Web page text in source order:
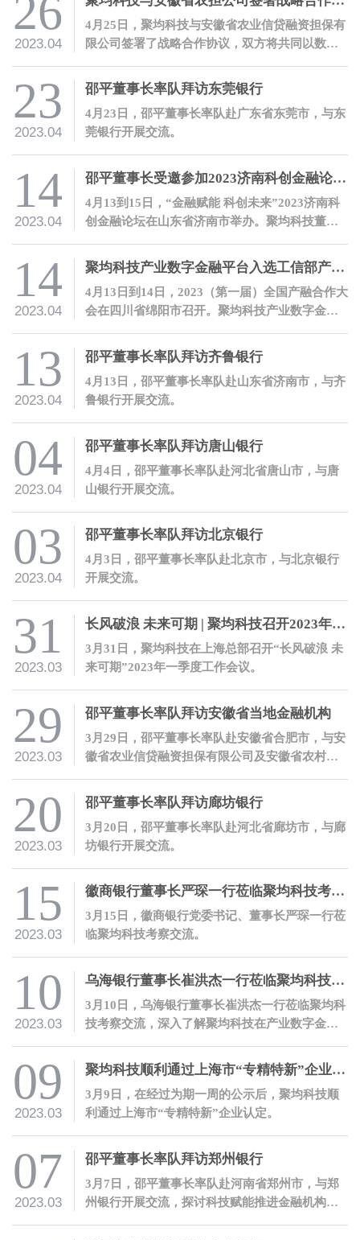
26
2023.04
4月25日，聚均科技与安徽省农业信贷融资担保有
限公司签署了战略合作协议，双方将共同以数字
23
2023.04
邵平董事长率队拜访东莞银行
4月23日，邵平董事长率队赴广东省东莞市，与东
莞银行开展交流。
14
2023.04
邵平董事长受邀参加2023济南科创金融论坛并发表主题演讲
4月13到15日，“金融赋能 科创未来”2023济南科
创金融论坛在山东省济南市举办。聚均科技董事
14
2023.04
聚均科技产业数字金融平台入选工信部产融合作平台典型案例
4月13日到14日，2023（第一届）全国产融合作大
会在四川省绵阳市召开。聚均科技产业数字金融
集（2023）》。
13
2023.04
邵平董事长率队拜访齐鲁银行
4月13日，邵平董事长率队赴山东省济南市，与齐
鲁银行开展交流。
04
2023.04
邵平董事长率队拜访唐山银行
4月4日，邵平董事长率队赴河北省唐山市，与唐
山银行开展交流。
03
2023.04
邵平董事长率队拜访北京银行
4月3日，邵平董事长率队赴北京市，与北京银行
开展交流。
31
2023.03
长风破浪 未来可期 | 聚均科技召开2023年一季度工作会议
3月31日，聚均科技在上海总部召开“长风破浪 未
来可期”2023年一季度工作会议。
29
2023.03
邵平董事长率队拜访安徽省当地金融机构
3月29日，邵平董事长率队赴安徽省合肥市，与安
徽省农业信贷融资担保有限公司及安徽省农村信
20
2023.03
邵平董事长率队拜访廊坊银行
3月20日，邵平董事长率队赴河北省廊坊市，与廊
坊银行开展交流。
15
2023.03
徽商银行董事长严琛一行莅临聚均科技考察交流
3月15日，徽商银行党委书记、董事长严琛一行莅
临聚均科技考察交流。
10
2023.03
乌海银行董事长崔洪杰一行莅临聚均科技考察交流
3月10日，乌海银行董事长崔洪杰一行莅临聚均科
技考察交流，深入了解聚均科技在产业数字金融
09
2023.03
聚均科技顺利通过上海市“专精特新”企业认定
3月9日，在经过为期一周的公示后，聚均科技顺
利通过上海市“专精特新”企业认定。
07
2023.03
邵平董事长率队拜访郑州银行
3月7日，邵平董事长率队赴河南省郑州市，与郑
州银行开展交流，探讨科技赋能推进金融机构高